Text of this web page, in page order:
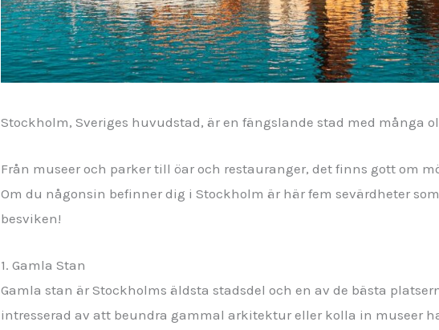
Stockholm, Sveriges huvudstad, är en fängslande stad med många
Från museer och parker till öar och restauranger, det finns gott om
Om du någonsin befinner dig i Stockholm är här fem sevärdheter
besviken!
1. Gamla Stan
Gamla stan är Stockholms äldsta stadsdel och en av de bästa
intresserad av att beundra gammal arkitektur eller kolla in museer